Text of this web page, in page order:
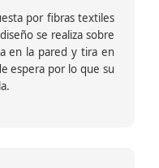
por fibras textiles
se realiza sobre
en la pared y tira en
espera por lo que su